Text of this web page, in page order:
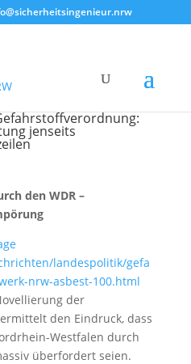
jenseits
den WDR –
landespolitik/gefa
nrw-asbest-100.html
der
den Eindruck, dass
Westfalen durch
überfordert seien.